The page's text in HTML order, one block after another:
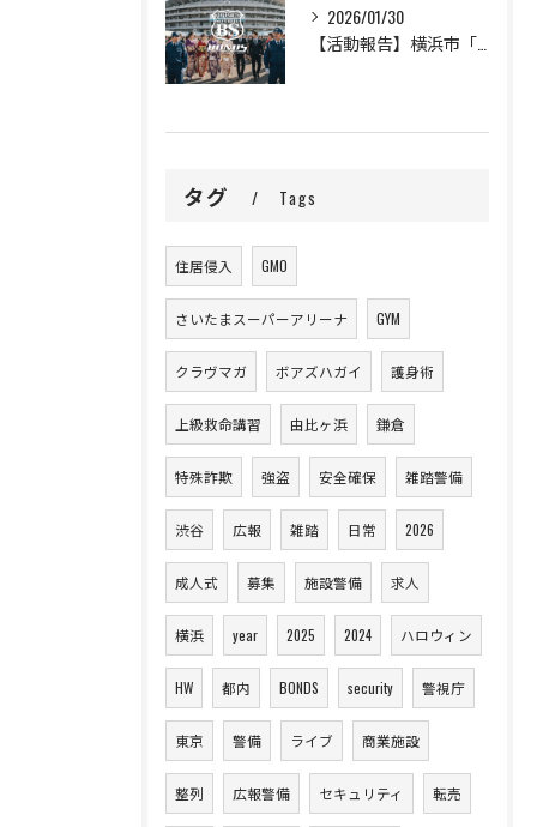
2026/01/30
タグ Tags
住居侵入 GMO
さいたまスーパーアリーナ GYM
クラヴマガ ボアズハガイ 護身術
上級救命講習 由比ヶ浜 鎌倉
特殊詐欺 強盗 安全確保 雑踏警備
渋谷 広報 雑踏 日常 2026
成人式 募集 施設警備 求人
横浜 year 2025 2024 ハロウィン
HW 都内 BONDS security 警視庁
東京 警備 ライブ 商業施設
整列 広報警備 セキュリティ 転売